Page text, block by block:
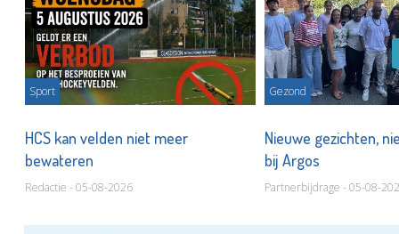
Sport
HCS kan velden niet meer
bewateren
Redactie - 05-08-2026
Gezond
Nieuwe gezichten,
bij Argos
Partnerbijdrage - 05-08-